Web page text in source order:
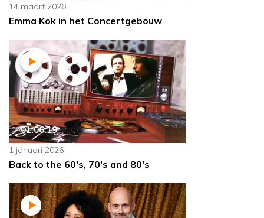
14 maart 2026
Emma Kok in het Concertgebouw
01:06:19
1 januari 2026
Back to the 60's, 70's and 80's